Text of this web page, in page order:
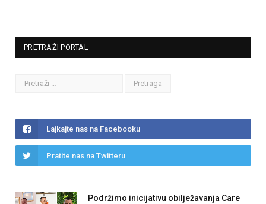
PRETRAŽI PORTAL
Lajkajte nas na Facebooku
Pratite nas na Twitteru
Podržimo inicijativu obilježavanja Care